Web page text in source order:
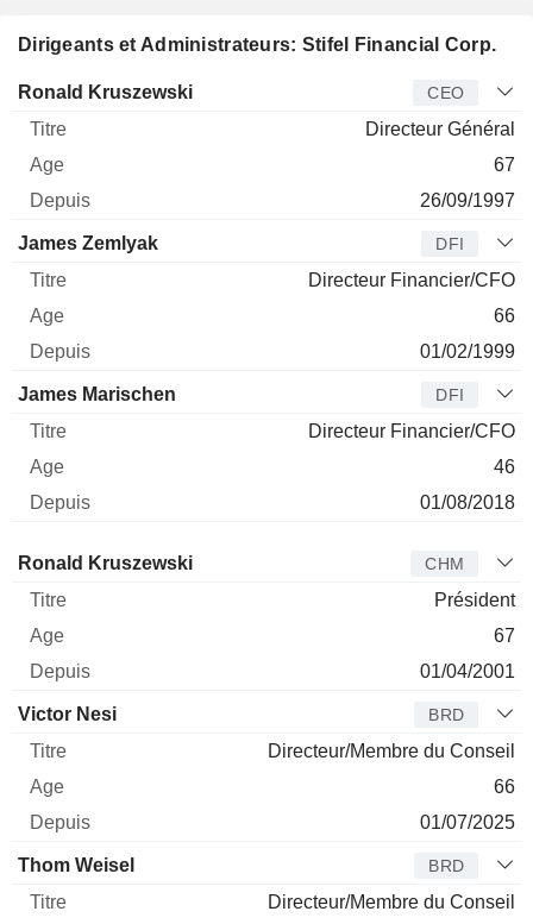
Dirigeants et Administrateurs: Stifel Financial Corp.
Dirigeant Titre Age
Ronald Kruszewski CEO
Directeur Général
67
26/09/1997
James Zemlyak DFI
Directeur Financier/CFO
66
01/02/1999
James Marischen DFI
Directeur Financier/CFO
46
01/08/2018
Administrateur Titre
Ronald Kruszewski CHM
Président
67
01/04/2001
Victor Nesi BRD
Directeur/Membre du Conseil
66
01/07/2025
Thom Weisel BRD
Directeur/Membre du Conseil